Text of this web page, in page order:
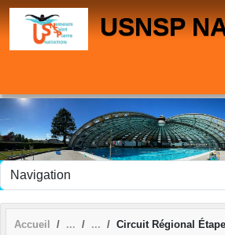
USNSP
Accueil Circuit Régional
Panneau de gestion des cookies